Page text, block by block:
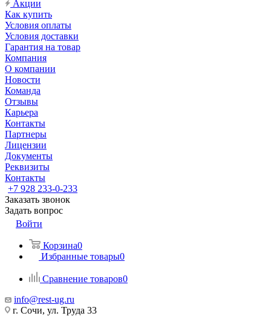
Акции
Как купить
Условия оплаты
Условия доставки
Гарантия на товар
Компания
О компании
Новости
Команда
Отзывы
Карьера
Контакты
Партнеры
Лицензии
Документы
Реквизиты
Контакты
+7 928 233-0-233
Заказать звонок
Задать вопрос
Войти
Корзина0
Избранные товары0
Сравнение товаров0
info@rest-ug.ru
г. Сочи, ул. Труда 33